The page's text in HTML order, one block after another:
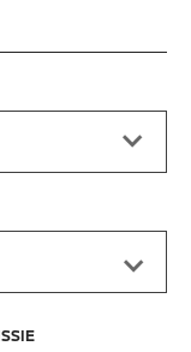
te zoeken